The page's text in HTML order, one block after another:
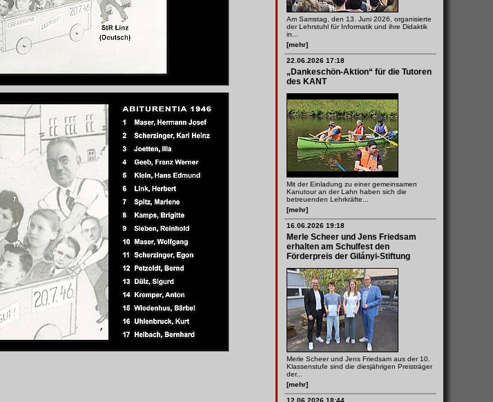
Am Samstag, den 13. Juni 2026, organisierte
der Lehrstuhl für Informatik und ihre Didaktik
in...
[mehr]
22.06.2026 17:18
„Dankeschön-Aktion“ für die Tutoren
des KANT
Mit der Einladung zu einer gemeinsamen
Kanutour an der Lahn haben sich die
betreuenden Lehrkräfte...
[mehr]
16.06.2026 19:18
Merle Scheer und Jens Friedsam
erhalten am Schulfest den
Förderpreis der Gilányi-Stiftung
Merle Scheer und Jens Friedsam aus der 10.
Klassenstufe sind die diesjährigen Preisträger
der...
[mehr]
12.06.2026 18:44